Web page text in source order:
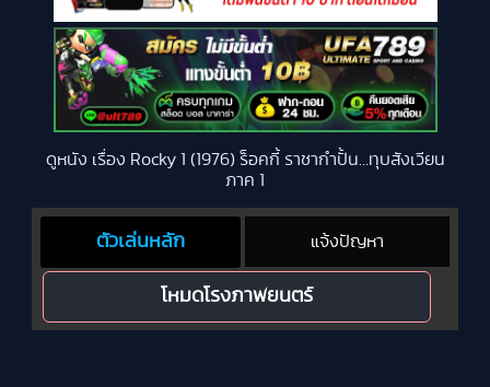
ดูหนัง เรื่อง Rocky 1 (1976) ร็อคกี้ ราชากำปั้น…ทุบสังเวียน
ภาค 1
ตัวเล่นหลัก แจ้งปัญหา
โหมดโรงภาพยนตร์